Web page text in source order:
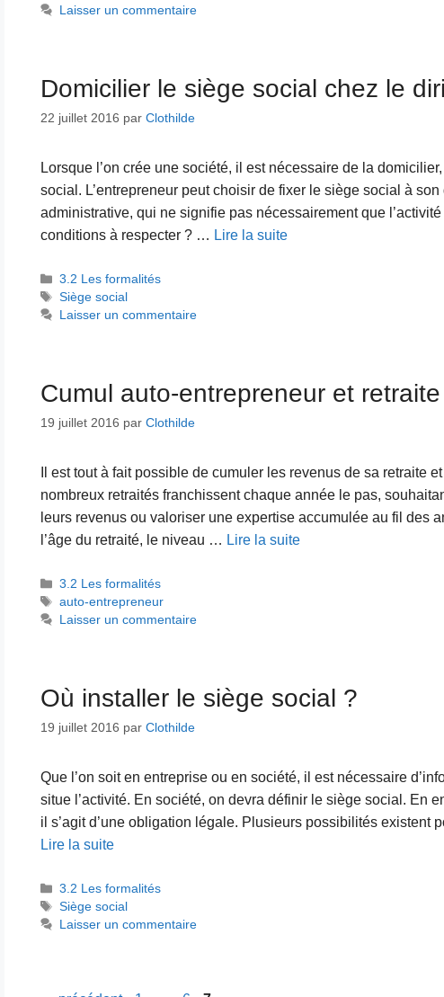
Laisser un commentaire
Domicilier le siège social chez le
22 juillet 2016 par Clothilde
Lorsque l’on crée une société, il est nécessaire de la
social. L’entrepreneur peut choisir de fixer le siège social à
administrative, qui ne signifie pas nécessairement que
conditions à respecter ? … Lire la suite
Catégories
3.2 Les formalités
Étiquettes
Siège social
Laisser un commentaire
Cumul auto-entrepreneur et retraite
19 juillet 2016 par Clothilde
Il est tout à fait possible de cumuler les revenus de sa retraite
nombreux retraités franchissent chaque année le pas,
leurs revenus ou valoriser une expertise accumulée au fil des
l’âge du retraité, le niveau … Lire la suite
Catégories
3.2 Les formalités
Étiquettes
auto-entrepreneur
Laisser un commentaire
Où installer le siège social ?
19 juillet 2016 par Clothilde
Que l’on soit en entreprise ou en société, il est nécessaire
situe l’activité. En société, on devra définir le siège social. En
il s’agit d’une obligation légale. Plusieurs possibilités
Lire la suite
Catégories
3.2 Les formalités
Étiquettes
Siège social
Laisser un commentaire